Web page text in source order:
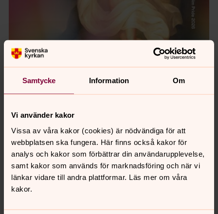
Samtycke Information Om
Vi använder kakor
Vissa av våra kakor (cookies) är nödvändiga för att
webbplatsen ska fungera. Här finns också kakor för
analys och kakor som förbättrar din användarupplevelse,
samt kakor som används för marknadsföring och när vi
länkar vidare till andra plattformar. Läs mer om våra
kakor.